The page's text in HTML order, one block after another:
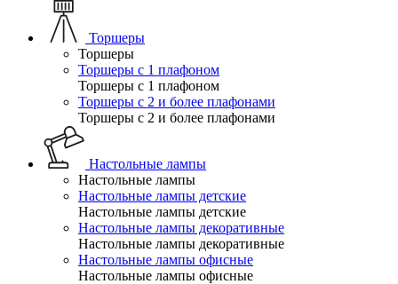
Торшеры
Торшеры
Торшеры с 1 плафоном
Торшеры с 1 плафоном
Торшеры с 2 и более плафонами
Торшеры с 2 и более плафонами
Настольные лампы
Настольные лампы
Настольные лампы детские
Настольные лампы детские
Настольные лампы декоративные
Настольные лампы декоративные
Настольные лампы офисные
Настольные лампы офисные